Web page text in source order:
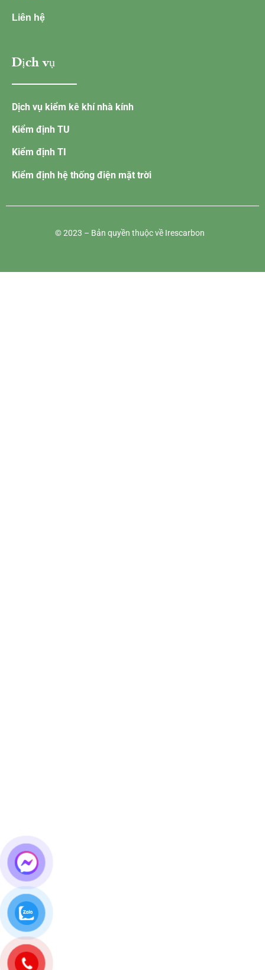
Liên hệ
Dịch vụ
Dịch vụ kiểm kê khí nhà kính
Kiểm định TU
Kiểm định TI
Kiểm định hệ thống điện mặt trời
© 2023 – Bản quyền thuộc về Irescarbon